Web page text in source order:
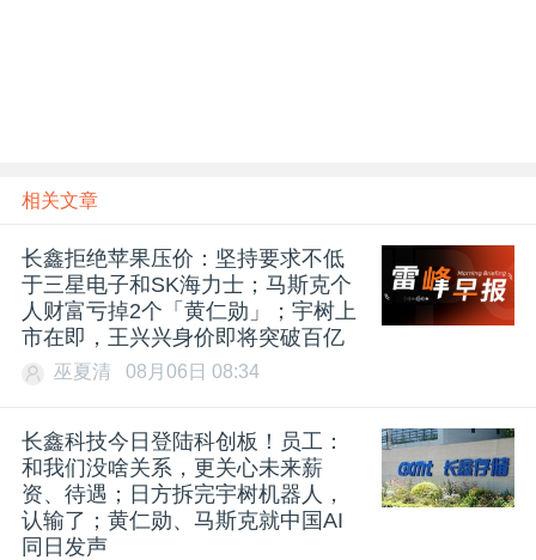
相关文章
长鑫拒绝苹果压价：坚持要求不低
于三星电子和SK海力士；马斯克个
人财富亏掉2个「黄仁勋」；宇树上
市在即，王兴兴身价即将突破百亿
巫夏清 08月06日 08:34
长鑫科技今日登陆科创板！员工：
和我们没啥关系，更关心未来薪
资、待遇；日方拆完宇树机器人，
认输了；黄仁勋、马斯克就中国AI
同日发声